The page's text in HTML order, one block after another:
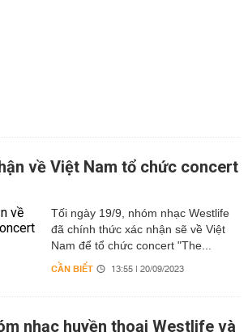
về Việt Nam tổ chức concert
Tối ngày 19/9, nhóm nhạc Westlife
đã chính thức xác nhận sẽ về Việt
Nam để tổ chức concert "The...
CẦN BIẾT 13:55 | 20/09/2023
nhạc huyền thoại Westlife và